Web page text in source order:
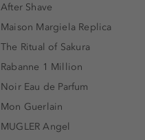
After Shave
Maison Margiela Replica
The Ritual of Sakura
Rabanne 1 Million
Noir Eau de Parfum
Mon Guerlain
MUGLER Angel